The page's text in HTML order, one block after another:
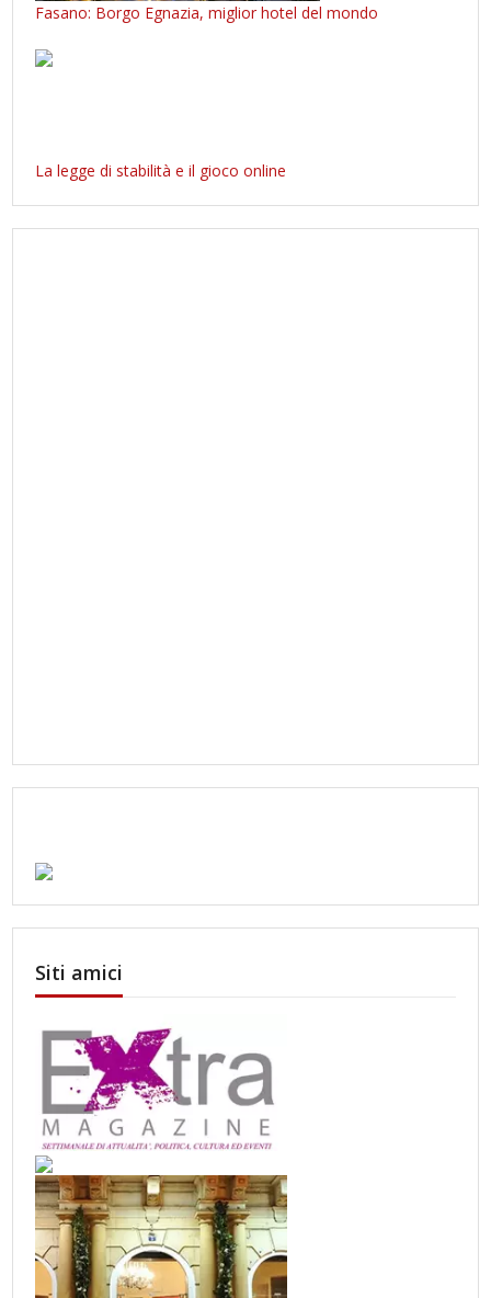
Fasano: Borgo Egnazia, miglior hotel del mondo
La legge di stabilità e il gioco online
Siti amici